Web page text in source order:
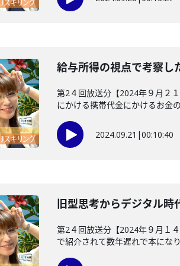
給与所得の視点で考察し
第2４回放送分【2024年９月２
にかける携帯代金にかけるお金
2024.09.21 |00:10:40
旧型思考からデジタル時
第2４回放送分【2024年９月１
で紹介されて数年遅れで本にな